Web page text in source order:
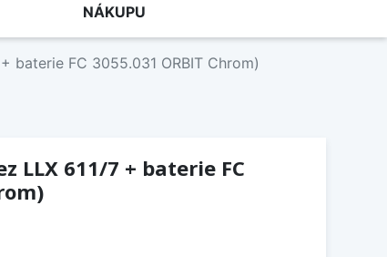
NÁKUPU
baterie FC 3055.031 ORBIT Chrom)
LLX 611/7 + baterie FC